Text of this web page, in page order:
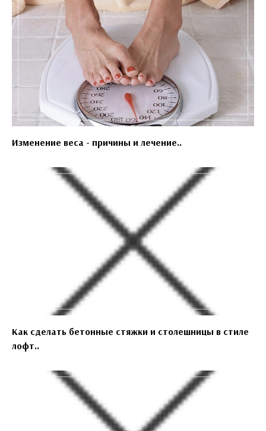
Изменение веса - причины и лечение..
Как сделать бетонные стяжки и столешницы в стиле
лофт..